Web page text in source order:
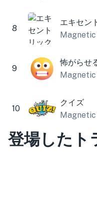
8
Magnetic
9
怖がらせ
Magnetic
10
クイズ
Magnetic
登場したト